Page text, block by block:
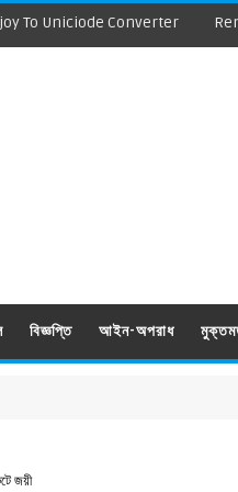
To Uniciode Converter
বিজ্ঞপ্তি আইন-অপরাধ
জয়ী